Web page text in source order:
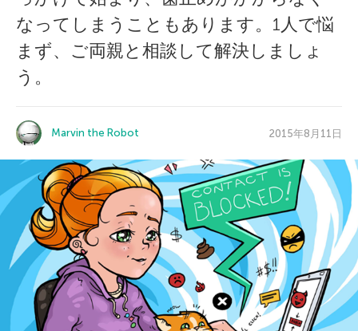
なってしまうこともあります。1人で悩
まず、ご両親と相談して解決しましょ
う。
Marvin the Robot 2015年8月11日